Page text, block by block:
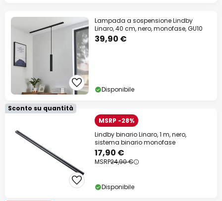
Lampada a sospensione Lindby
Linaro, 40 cm, nero, monofase, GU10
39,90 €
Disponibile
Sconto su quantità
MSRP -28%
Lindby binario Linaro, 1 m, nero,
sistema binario monofase
17,90 €
MSRP24,90 €
Disponibile